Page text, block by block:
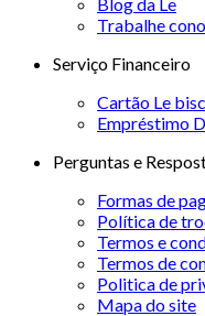
Trabalhe
Serviço Financeiro
Cartão Le
Empréstimo
Perguntas e
Formas de
Política de
Termos e
Termos de
Politica de
Mapa do site